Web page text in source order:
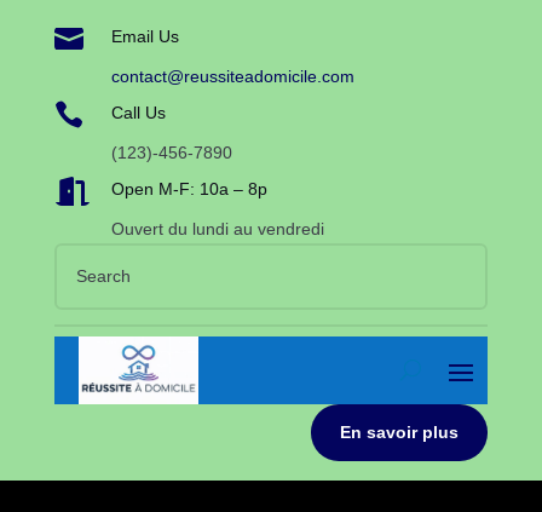
 Email Us
contact@reussiteadomicile.com
 Call Us
(123)-456-7890
 Open M-F: 10a – 8p
Ouvert du lundi au vendredi
En savoir plus